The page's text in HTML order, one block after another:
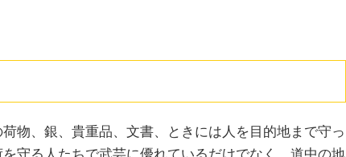
物、銀、貴重品、文書、ときには人を目的地まで守っ